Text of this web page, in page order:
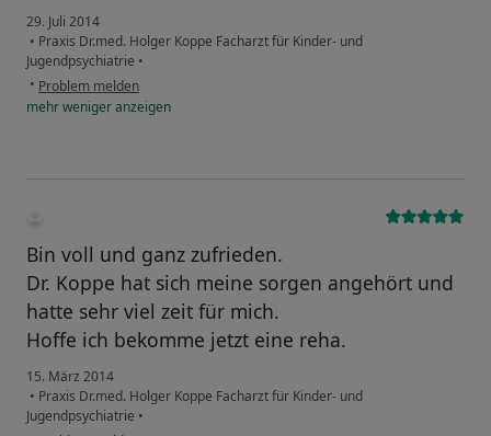
29. Juli 2014
• Praxis Dr.med. Holger Koppe Facharzt für Kinder- und
Jugendpsychiatrie •
• Problem melden
mehrwenigeranzeigen
Bin voll und ganz zufrieden.
Dr. Koppe hat sich meine sorgen angehört und
hatte sehr viel zeit für mich.
Hoffe ich bekomme jetzt eine reha.
15. März 2014
• Praxis Dr.med. Holger Koppe Facharzt für Kinder- und
Jugendpsychiatrie •